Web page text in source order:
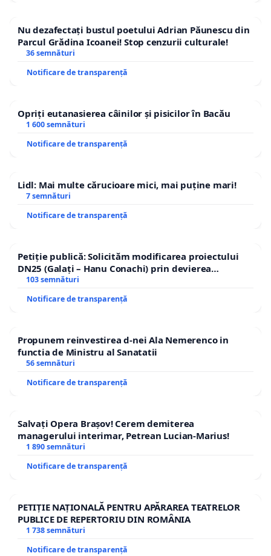
Nu dezafectați bustul poetului Adrian Păunescu din
Parcul Grădina Icoanei! Stop cenzurii culturale!
36 semnături
Notificare de transparență
Opriți eutanasierea câinilor și pisicilor în Bacău
1 600 semnături
Notificare de transparență
Lidl: Mai multe cărucioare mici, mai puține mari!
7 semnături
Notificare de transparență
Petiție publică: Solicităm modificarea proiectului
DN25 (Galați – Hanu Conachi) prin devierea
traseului în afara localităților!
103 semnături
Notificare de transparență
Propunem reinvestirea d-nei Ala Nemerenco in
functia de Ministru al Sanatatii
56 semnături
Notificare de transparență
Salvați Opera Brașov! Cerem demiterea
managerului interimar, Petrean Lucian-Marius!
1 890 semnături
Notificare de transparență
PETIȚIE NAȚIONALĂ PENTRU APĂRAREA TEATRELOR
PUBLICE DE REPERTORIU DIN ROMÂNIA
1 738 semnături
Notificare de transparență